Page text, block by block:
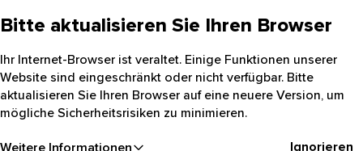
Bitte aktualisieren Sie Ihren Browser
Ihr Internet-Browser ist veraltet. Einige Funktionen unserer
Website sind eingeschränkt oder nicht verfügbar. Bitte
aktualisieren Sie Ihren Browser auf eine neuere Version, um
mögliche Sicherheitsrisiken zu minimieren.
Weitere Informationen Ignorieren